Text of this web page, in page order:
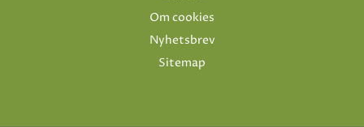
Om cookies
Nyhetsbrev
Sitemap